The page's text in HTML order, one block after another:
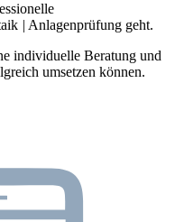
| Anlagenprüfung geht.
individuelle Beratung und
umsetzen können.